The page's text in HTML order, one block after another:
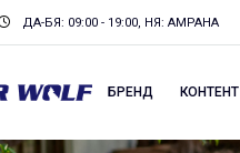
ДА-БЯ: 09:00 - 19:00, НЯ: АМРАНА
БРЕНД КОНТЕНТ